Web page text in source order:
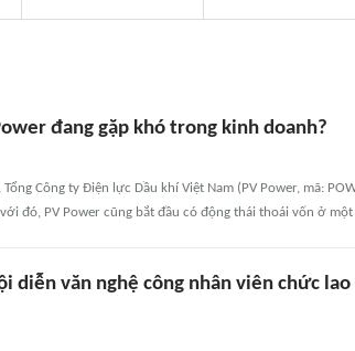
đang gặp khó trong kinh doanh?
Công ty Điện lực Dầu khí Việt Nam (PV Power, mã:
đó, PV Power cũng bắt đầu có động thái thoái vốn ở
diễn văn nghệ công nhân viên chức lao